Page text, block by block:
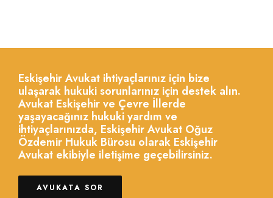
Eskişehir Avukat ihtiyaçlarınız için bize
ulaşarak hukuki sorunlarınız için destek alın.
Avukat Eskişehir ve Çevre İllerde
yaşayacağınız hukuki yardım ve
ihtiyaçlarınızda, Eskişehir Avukat Oğuz
Özdemir Hukuk Bürosu olarak Eskişehir
Avukat ekibiyle iletişime geçebilirsiniz.
AVUKATA SOR